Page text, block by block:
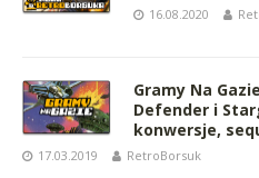
16.08.2020
Gramy Na
Defender i
konwersje,
17.03.2019 RetroBorsuk